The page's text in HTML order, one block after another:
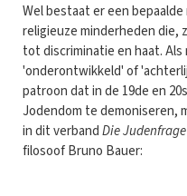
Wel bestaat er een
religieuze minderheden die,
tot discriminatie en haat. Als
'onderontwikkeld' of
patroon dat in de 19de en
Jodendom te demoniseren,
in dit verbandDie Judenfrage
filosoof Bruno Bauer: